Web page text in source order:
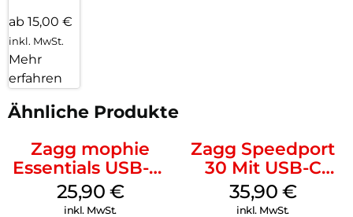
ab 15,00 €
inkl. MwSt.
Mehr
erfahren
Ähnliche Produkte
Zagg mophie
Essentials USB-C-
20W Charger PD
Weiß
25,90 €
inkl. MwSt.
Zagg Speedport
30 Mit USB-C
Kabel Weiß
35,90 €
inkl. MwSt.